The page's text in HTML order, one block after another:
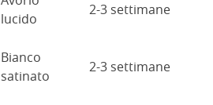
lucido
2-3 settimane
Bianco
satinato
2-3 settimane